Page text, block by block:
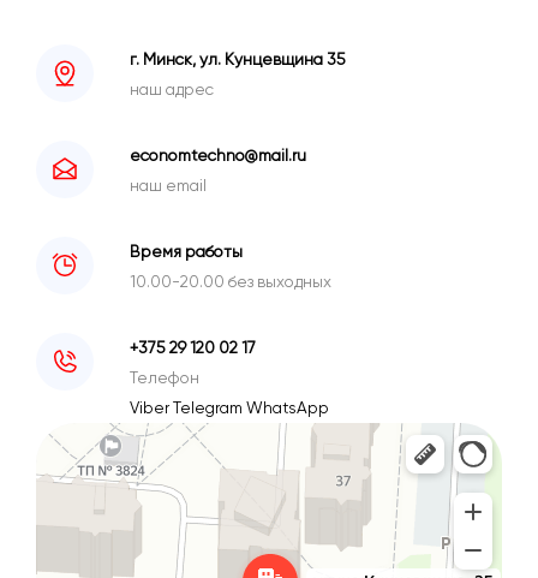
г. Минск, ул. Кунцевщина 35
наш адрес
economtechno@mail.ru
наш email
Время работы
10.00-20.00 без выходных
+375 29 120 02 17
Телефон
ViberTelegram WhatsApp
Минск
Улица Кунцевщина, 35 — Яндекс Карты